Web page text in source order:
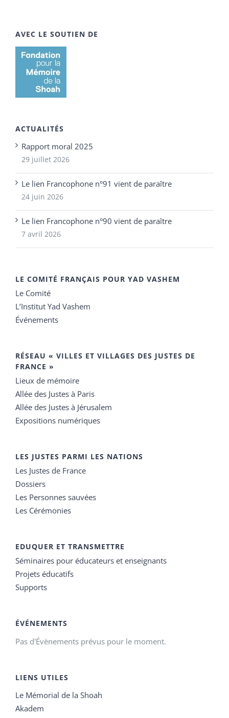
AVEC LE SOUTIEN DE
ACTUALITÉS
Rapport moral 2025
29 juillet 2026
Le lien Francophone n°91 vient de paraître
24 juin 2026
Le lien Francophone n°90 vient de paraître
7 avril 2026
LE COMITÉ FRANÇAIS POUR YAD VASHEM
Le Comité
L’Institut Yad Vashem
Événements
RÉSEAU « VILLES ET VILLAGES DES JUSTES DE
FRANCE »
Lieux de mémoire
Allée des Justes à Paris
Allée des Justes à Jérusalem
Expositions numériques
LES JUSTES PARMI LES NATIONS
Les Justes de France
Dossiers
Les Personnes sauvées
Les Cérémonies
EDUQUER ET TRANSMETTRE
Séminaires pour éducateurs et enseignants
Projets éducatifs
Supports
ÉVÉNEMENTS
Pas d'Évènements prévus pour le moment.
LIENS UTILES
Le Mémorial de la Shoah
Akadem